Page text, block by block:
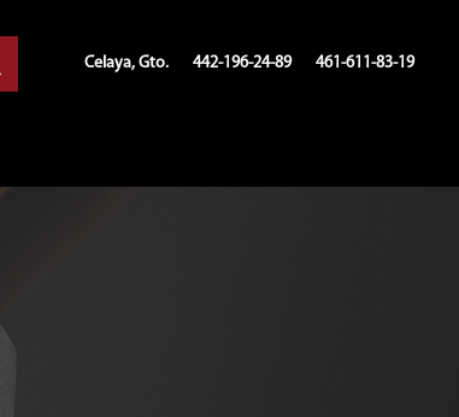
Celaya, Gto. 442-196-24-89 461-611-83-19